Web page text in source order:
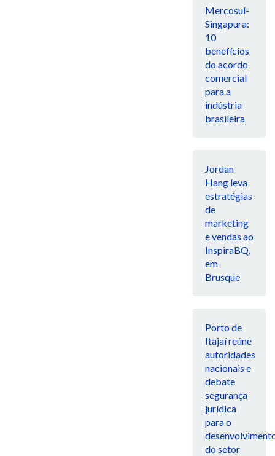
Mercosul-
Singapura:
10
benefícios
do acordo
comercial
para a
indústria
brasileira
Jordan
Hang leva
estratégias
de
marketing
e vendas ao
InspiraBQ,
em
Brusque
Porto de
Itajaí reúne
autoridades
nacionais e
debate
segurança
jurídica
para o
do setor